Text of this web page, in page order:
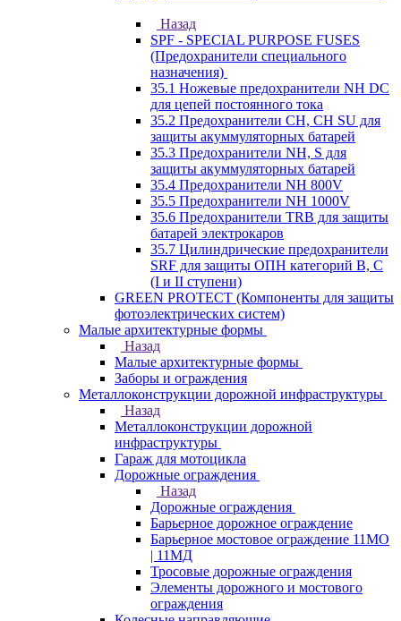
Назад
SPF - SPECIAL PURPOSE FUSES
(Предохранители специального
назначения)
35.1 Ножевые предохранители NH DC
для цепей постоянного тока
35.2 Предохранители CH, CH SU для
защиты акуммуляторных батарей
35.3 Предохранители NH, S для
защиты акуммуляторных батарей
35.4 Предохранители NH 800V
35.5 Предохранители NH 1000V
35.6 Предохранители TRB для защиты
батарей электрокаров
35.7 Цилиндрические предохранители
SRF для защиты ОПН категорий B, C
(I и II ступени)
GREEN PROTECT (Компоненты для защиты
фотоэлектрических систем)
Малые архитектурные формы
Назад
Малые архитектурные формы
Заборы и ограждения
Металлоконструкции дорожной инфраструктуры
Назад
Металлоконструкции дорожной
инфраструктуры
Гараж для мотоцикла
Дорожные ограждения
Назад
Дорожные ограждения
Барьерное дорожное ограждение
Барьерное мостовое ограждение 11МО
| 11МД
Тросовые дорожные ограждения
Элементы дорожного и мостового
ограждения